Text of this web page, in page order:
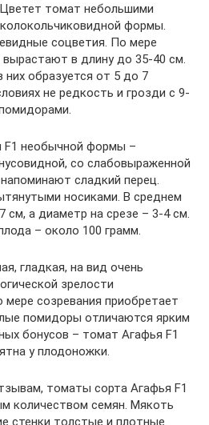
томат небольшими
формы.
соцветия. По мере
в длину до 35-40 см.
образуется от 5 до 7
не редкость и грозди с 9-
необычной формы –
со слабовыраженной
сладкий перец.
носиками. В среднем
см, а диаметр на срезе – 3-4 см.
– около 100 грамм.
гладкая, на вид очень
зрелости
мере созревания приобретает
помидоры отличаются ярким
бонусов – томат Агафья F1
у плодоножки.
томаты сорта Агафья F1
количеством семян. Мякоть
стенки толстые и плотные.